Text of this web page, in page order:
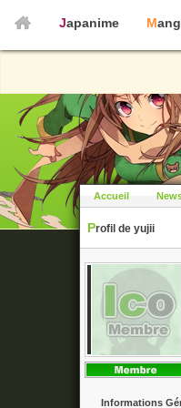
Japanime
Accueil
Profil de yujii
Informations